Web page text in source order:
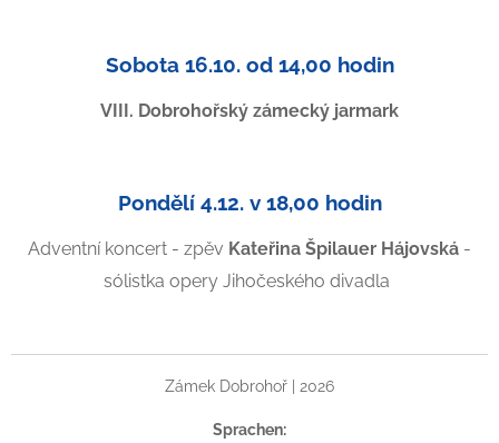
Sobota 16.10. od 14,00 hodin
VIII. Dobrohořský zámecký jarmark
Pondělí 4.12. v 18,00 hodin
Adventní koncert - zpěv Kateřina Špilauer Hájovská -
sólistka opery Jihočeského divadla
Zámek Dobrohoř | 2026
Sprachen